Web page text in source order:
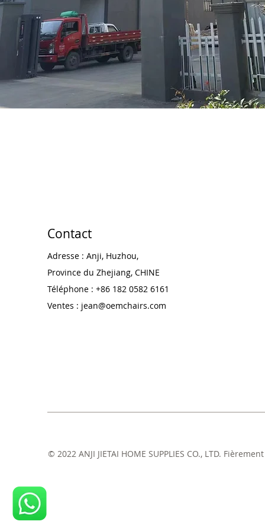
Contact
Adresse : Anji, Huzhou,
Province du Zhejiang, CHINE
Téléphone : +86 182 0582 6161
Ventes : jean@oemchairs.com
© 2022 ANJI JIETAI HOME SUPPLIES CO., LTD.